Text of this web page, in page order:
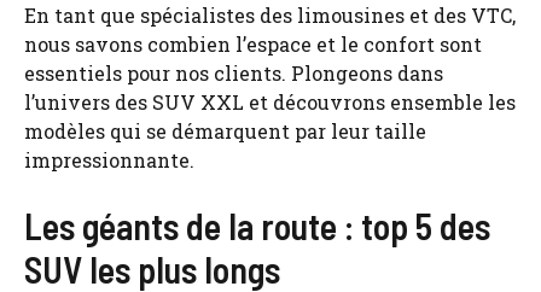
En tant que spécialistes des limousines et des VTC,
nous savons combien l’espace et le confort sont
essentiels pour nos clients. Plongeons dans
l’univers des SUV XXL et découvrons ensemble les
modèles qui se démarquent par leur taille
impressionnante.
Les géants de la route : top 5 des
SUV les plus longs